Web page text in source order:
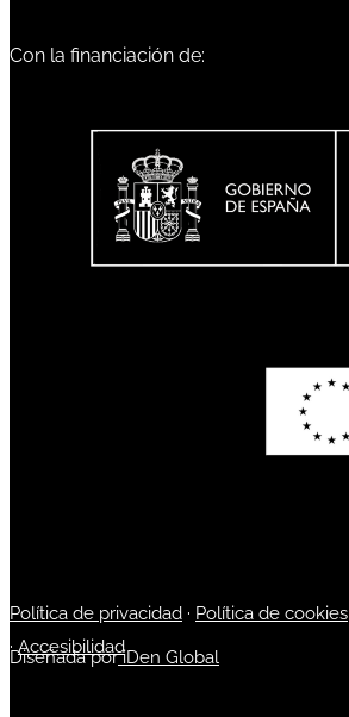
Con la financiación de:
Política de privacidad · Política de cookies
·Accesibilidad
Diseñada poriDen Global